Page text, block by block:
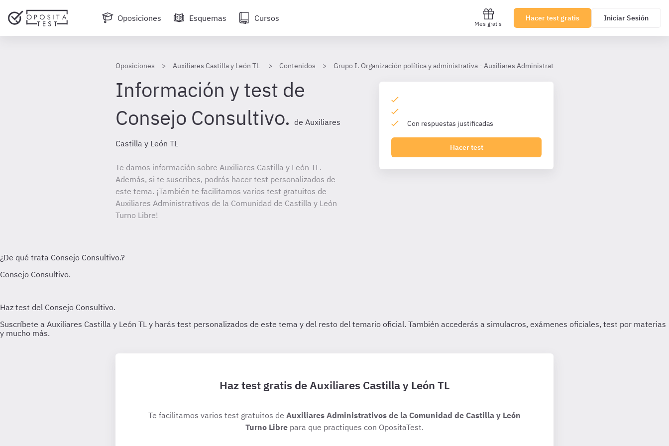
Oposiciones Esquemas Cursos
Mes gratis
Hacer test gratis Iniciar Sesión
Oposiciones Auxiliares Castilla y León TL Contenidos Grupo I. Organización política y administrativa - Auxiliares Administrativos Castilla y León
Información y test de
Consejo Consultivo. de Auxiliares
Castilla y León TL
Te damos información sobre Auxiliares Castilla y León TL.
Además, si te suscribes, podrás hacer test personalizados de
este tema. ¡También te facilitamos varios test gratuitos de
Auxiliares Administrativos de la Comunidad de Castilla y León
Turno Libre!
Con respuestas justificadas
Hacer test
Haz test gratis de Auxiliares Castilla y León TL
Te facilitamos varios test gratuitos de Auxiliares Administrativos de la Comunidad de Castilla y León
Turno Libre para que practiques con OpositaTest.